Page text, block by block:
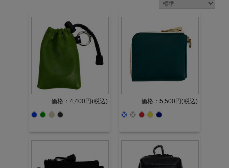
価格：4,400円(税込) 価格：5,500円(税込)